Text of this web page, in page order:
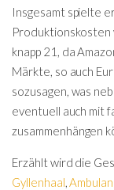
Insgesamt spielte
knapp 21, da
Märkte, so auch
sozusagen, was
eventuell auch mit
zusammenhängen
Erzählt wird die
Gyllenhaal